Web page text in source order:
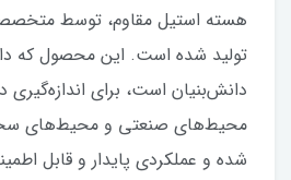
هسته استیل مقاوم، توسط
تولید شده است. این محصول که
دانش‌بنیان است، برای
محیط‌های صنعتی و محیط‌های
شده و عملکردی پایدار و قابل